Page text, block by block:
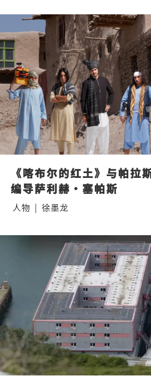
《喀布尔的红土》与帕
编导萨利赫·塞帕斯
人物 | 徐墨龙